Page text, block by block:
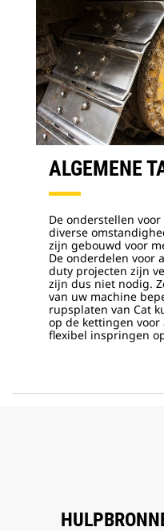
ALGEMENE
De onderstellen
diverse
zijn gebouwd voor
De onderdelen voor
duty projecten zijn
zijn dus niet nodig.
van uw machine
rupsplaten van Cat
op de kettingen voor
flexibel inspringen